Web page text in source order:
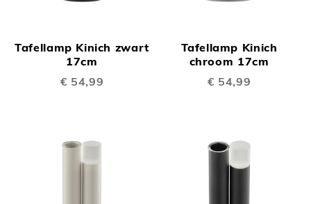
Tafellamp Kinich zwart
17cm
€ 54,99
Tafellamp Kinich
chroom 17cm
€ 54,99